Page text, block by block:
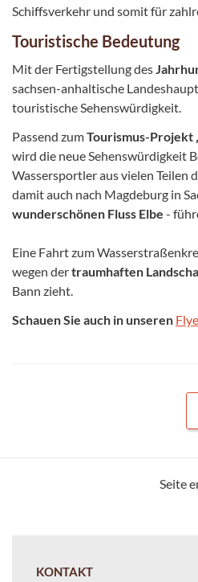
Schiffsverkehr und somit für
Touristische Bedeutung
Mit der Fertigstellung des
sachsen-anhaltische
touristische Sehenswürdigkeit.
Passend zumTourismus-Projekt
wird die neue Sehenswürdigkeit
Wassersportler aus vielen Teilen
damit auch nach Magdeburg in
wunderschönen Fluss Elbe -
Eine Fahrt zum
wegen dertraumhaften
Bann zieht.
Schauen Sie auch in unseren
Seite
KONTAKT